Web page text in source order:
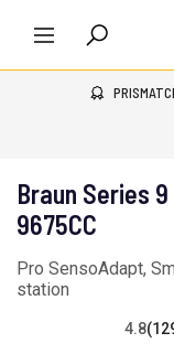
Braun Series
9675CC
Pro SensoAdapt,
station
4.8